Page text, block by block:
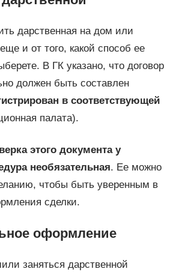
дарственная на дом или
и от того, какой способ ее
В ГК указано, что договор
должен быть составлен
в соответствующей
палата).
этого документа у
необязательная. Ее можно
чтобы быть уверенным в
сделки.
оформление
заняться дарственной